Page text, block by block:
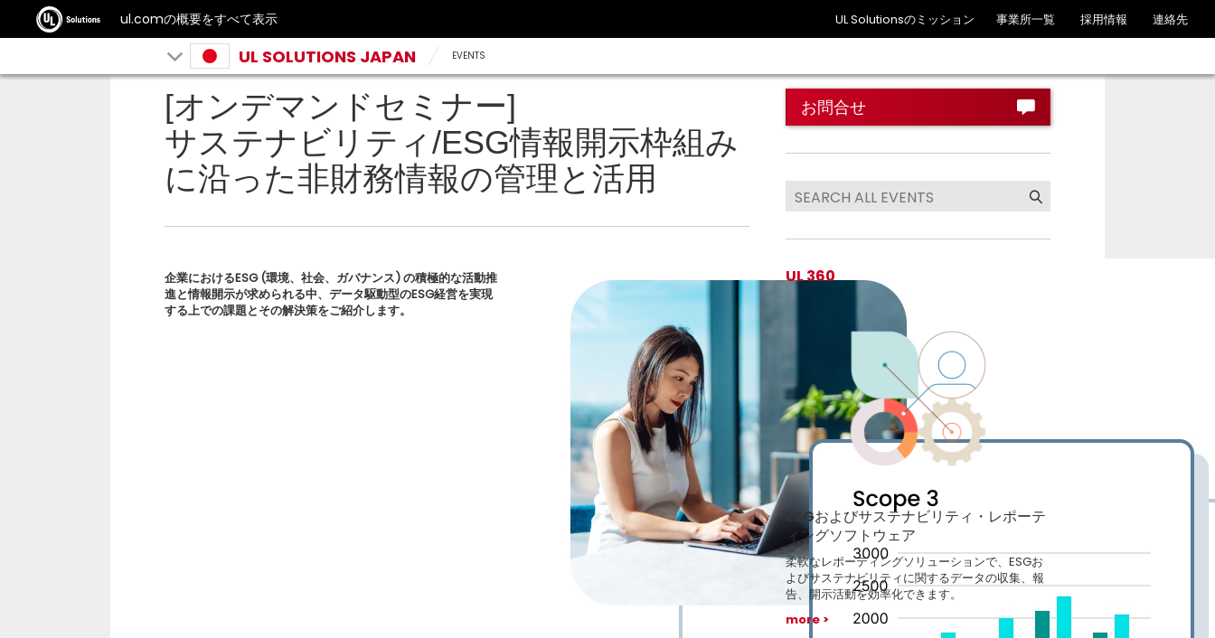
ul.comの概要をすべて表示 UL Solutionsのミッション 事業所一覧 採用情報 連絡先
UL SOLUTIONS JAPAN EVENTS
[オンデマンドセミナー]
サステナビリティ/ESG情報開示枠組み
に沿った非財務情報の管理と活用
企業におけるESG (環境、社会、ガバナンス) の積極的な活動推
進と情報開示が求められる中、データ駆動型のESG経営を実現
する上での課題とその解決策をご紹介します。
お問合せ
UL 360
ESGおよびサステナビリティ・レポーテ
ィングソフトウェア
柔軟なレポーティングソリューションで、ESGお
よびサステナビリティに関するデータの収集、報
告、開示活動を効率化できます。
more